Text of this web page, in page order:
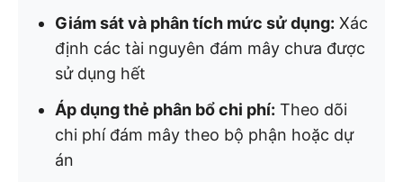
Giám sát và phân tích mức sử dụng: Xác
định các tài nguyên đám mây chưa được
sử dụng hết
Áp dụng thẻ phân bổ chi phí: Theo dõi
chi phí đám mây theo bộ phận hoặc dự
án